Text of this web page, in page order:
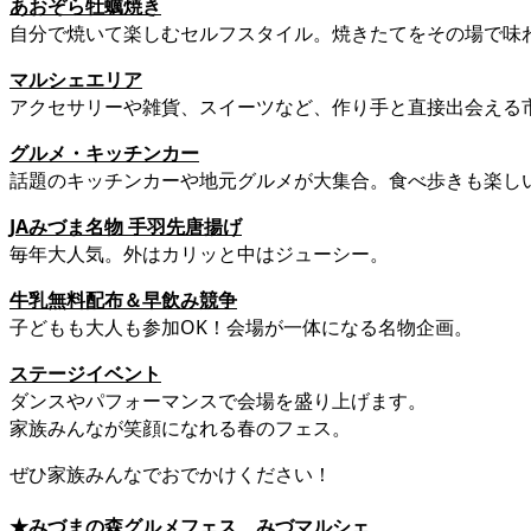
あおぞら牡蠣焼き
自分で焼いて楽しむセルフスタイル。焼きたてをその場で味
マルシェエリア
アクセサリーや雑貨、スイーツなど、作り手と直接出会える
グルメ・キッチンカー
話題のキッチンカーや地元グルメが大集合。食べ歩きも楽し
JAみづま名物 手羽先唐揚げ
毎年大人気。外はカリッと中はジューシー。
牛乳無料配布＆早飲み競争
子どもも大人も参加OK！会場が一体になる名物企画。
ステージイベント
ダンスやパフォーマンスで会場を盛り上げます。
家族みんなが笑顔になれる春のフェス。
ぜひ家族みんなでおでかけください！